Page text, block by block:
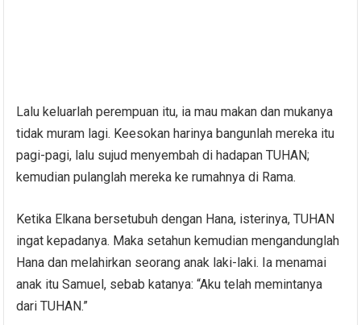
Lalu keluarlah perempuan itu, ia mau makan dan mukanya
tidak muram lagi. Keesokan harinya bangunlah mereka itu
pagi-pagi, lalu sujud menyembah di hadapan TUHAN;
kemudian pulanglah mereka ke rumahnya di Rama.
Ketika Elkana bersetubuh dengan Hana, isterinya, TUHAN
ingat kepadanya. Maka setahun kemudian mengandunglah
Hana dan melahirkan seorang anak laki-laki. Ia menamai
anak itu Samuel, sebab katanya: “Aku telah memintanya
dari TUHAN.”